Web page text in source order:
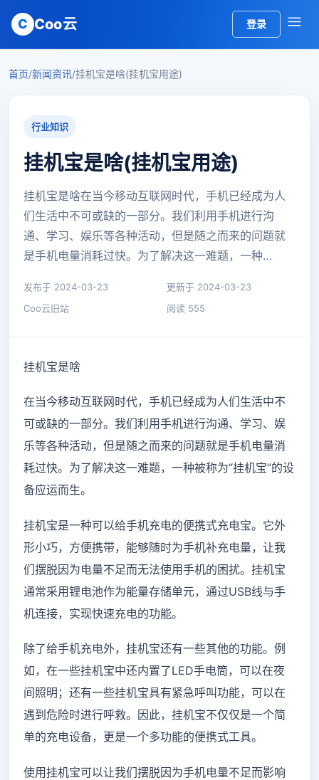
C Coo云 登录
首页/新闻资讯/挂机宝是啥(挂机宝用途)
行业知识
挂机宝是啥(挂机宝用途)
挂机宝是啥在当今移动互联网时代，手机已经成为人
们生活中不可或缺的一部分。我们利用手机进行沟
通、学习、娱乐等各种活动，但是随之而来的问题就
是手机电量消耗过快。为了解决这一难题，一种…
发布于 2024-03-23
更新于 2024-03-23
Coo云旧站
阅读 555
挂机宝是啥
在当今移动互联网时代，手机已经成为人们生活中不
可或缺的一部分。我们利用手机进行沟通、学习、娱
乐等各种活动，但是随之而来的问题就是手机电量消
耗过快。为了解决这一难题，一种被称为“挂机宝”的设
备应运而生。
挂机宝是一种可以给手机充电的便携式充电宝。它外
形小巧，方便携带，能够随时为手机补充电量，让我
们摆脱因为电量不足而无法使用手机的困扰。挂机宝
通常采用锂电池作为能量存储单元，通过USB线与手
机连接，实现快速充电的功能。
除了给手机充电外，挂机宝还有一些其他的功能。例
如，在一些挂机宝中还内置了LED手电筒，可以在夜
间照明；还有一些挂机宝具有紧急呼叫功能，可以在
遇到危险时进行呼救。因此，挂机宝不仅仅是一个简
单的充电设备，更是一个多功能的便携式工具。
使用挂机宝可以让我们摆脱因为手机电量不足而影响